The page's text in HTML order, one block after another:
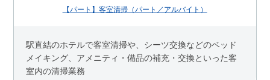
【パート】客室清掃（パート／アルバイト）
駅直結のホテルで客室清掃や、シーツ交換などのベッド
メイキング、アメニティ・備品の補充・交換といった客
室内の清掃業務